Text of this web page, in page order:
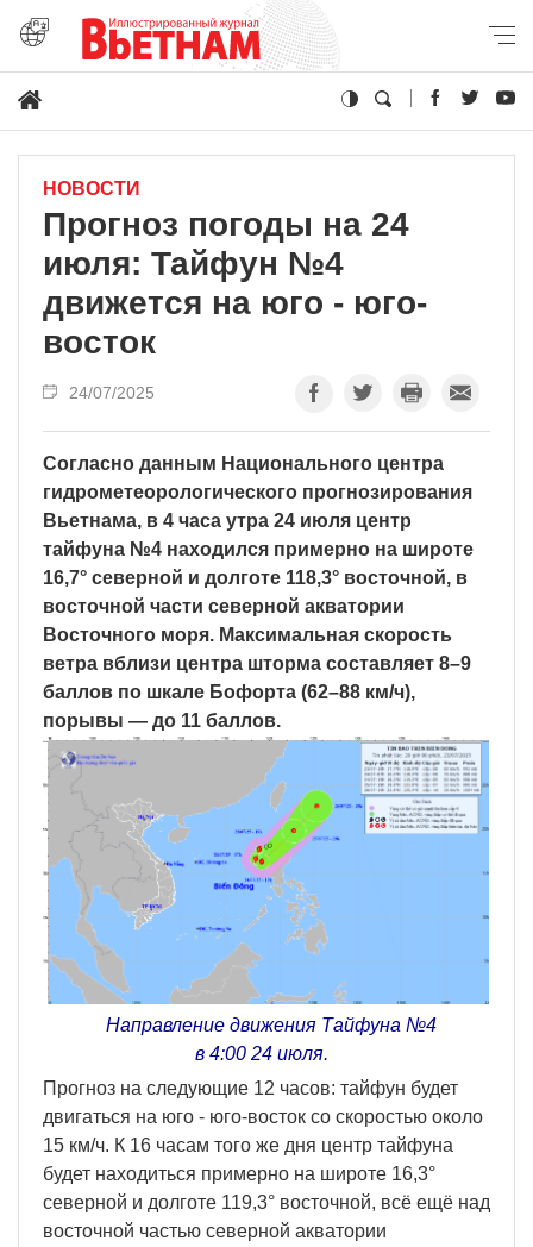
НОВОСТИ
Прогноз погоды на 24
июля: Тайфун №4
движется на юго - юго-
восток
24/07/2025
Согласно данным Национального центра
гидрометеорологического прогнозирования
Вьетнама, в 4 часа утра 24 июля центр
тайфуна №4 находился примерно на широте
16,7° северной и долготе 118,3° восточной, в
восточной части северной акватории
Восточного моря. Максимальная скорость
ветра вблизи центра шторма составляет 8–9
баллов по шкале Бофорта (62–88 км/ч),
порывы — до 11 баллов.
Направление движения Тайфуна №4
в 4:00 24 июля.
Прогноз на следующие 12 часов: тайфун будет
двигаться на юго - юго-восток со скоростью около
15 км/ч. К 16 часам того же дня центр тайфуна
будет находиться примерно на широте 16,3°
северной и долготе 119,3° восточной, всё ещё над
восточной частью северной акватории